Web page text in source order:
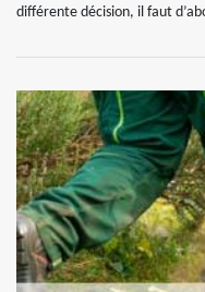
différente décision, il faut